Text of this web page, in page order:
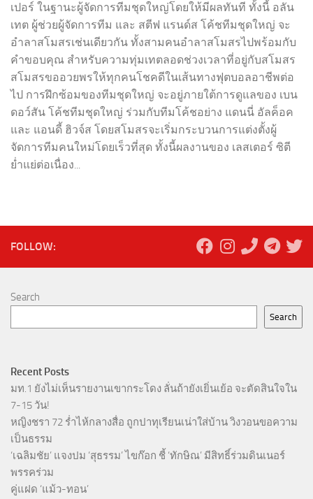
เปอร์ ในฐานะผู้จัดการทีมชุดใหญ่โดยให้มีผลทันที ทั้งนี้ อลัน
เทต ผู้ช่วยผู้จัดการทีม และ สตีฟ แรนด์ส โค้ชทีมชุดใหญ่ จะ
อำลาสโมสรเช่นเดียวกัน ทั้งสามคนอำลาสโมสรไปพร้อมกับ
คำขอบคุณ สำหรับความทุ่มเทตลอดช่วงเวลาที่อยู่กับสโมสร
สโมสรขออวยพรให้ทุกคนโชคดีในเส้นทางฟุตบอลอาชีพต่อ
ไป การฝึกซ้อมของทีมชุดใหญ่ จะอยู่ภายใต้การดูแลของ เบน
ดอว์สัน โค้ชทีมชุดใหญ่ ร่วมกับทีมโค้ชอย่าง แดนนี่ อัลค็อค
และ แอนดี้ ฮิวจ์ส โดยสโมสรจะเริ่มกระบวนการแต่งตั้งผู้
จัดการทีมคนใหม่โดยเร็วที่สุด ทั้งนี้ผลงานของ เลสเตอร์ ซิตี
ย่ำแย่ต่อเนื่อง...
FOLLOW:
Search
Search
Recent Posts
มท.1 ยังไม่เห็นรายงานเขากระโดง ลั่นถ้ายังเยิ่นเย้อ จะตัดสินใจใน
7-15 วัน!
หญิงชรา 72 ร่ำไห้กลางสื่อ ถูกปาทุเรียนเน่าใส่บ้าน วิงวอนขอความ
เป็นธรรม
‘เฉลิมชัย’ แจงปม ‘สุธรรม’ ไขก๊อก ชี้ ‘ทักษิณ’ มีสิทธิ์ร่วมดินเนอร์
พรรคร่วม
คู่แฝด ‘แม้ว-ทอน’